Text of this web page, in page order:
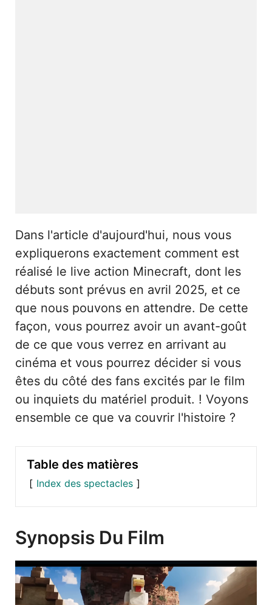
Dans l'article d'aujourd'hui, nous vous
expliquerons exactement comment est
réalisé le live action Minecraft, dont les
débuts sont prévus en avril 2025, et ce
que nous pouvons en attendre. De cette
façon, vous pourrez avoir un avant-goût
de ce que vous verrez en arrivant au
cinéma et vous pourrez décider si vous
êtes du côté des fans excités par le film
ou inquiets du matériel produit. ! Voyons
ensemble ce que va couvrir l'histoire ?
Table des matières
Index des spectacles
Synopsis Du Film